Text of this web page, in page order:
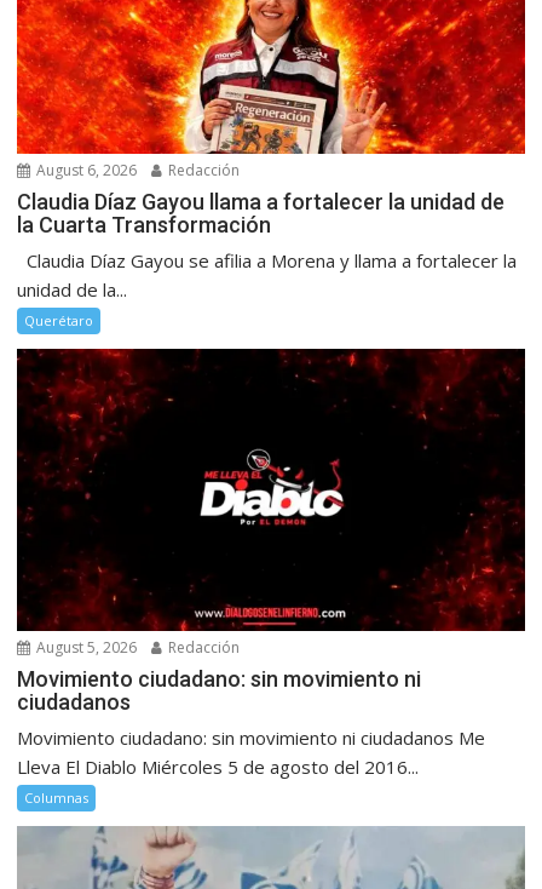
August 6, 2026 Redacción
Claudia Díaz Gayou llama a fortalecer la unidad de
la Cuarta Transformación
Claudia Díaz Gayou se afilia a Morena y llama a fortalecer la
unidad de la...
Querétaro
August 5, 2026 Redacción
Movimiento ciudadano: sin movimiento ni
ciudadanos
Movimiento ciudadano: sin movimiento ni ciudadanos Me
Lleva El Diablo Miércoles 5 de agosto del 2016...
Columnas